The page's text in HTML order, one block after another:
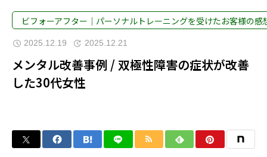
ビフォーアフター｜パーソナルトレーニングを受けたお客様の感
2025.12.19 2025.12.21
メンタル改善事例 / 双極性障害の症状が改善
した30代女性